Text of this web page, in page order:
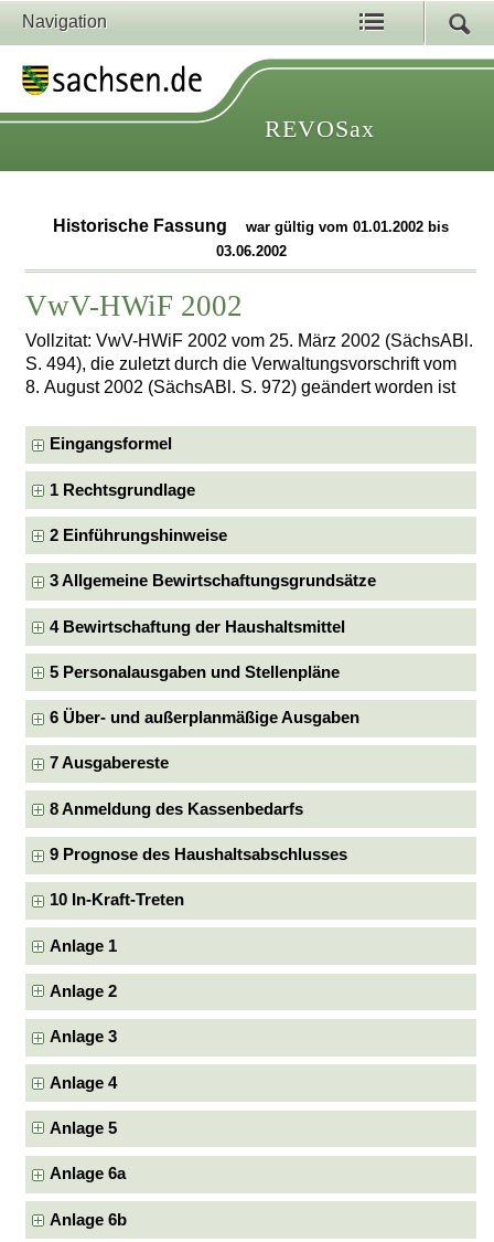
Navigation
REVOSax
Historische Fassung
war gültig vom 01.01.2002 bis
03.06.2002
VwV-HWiF 2002
Vollzitat: VwV-HWiF 2002 vom 25. März 2002 (SächsABl.
S. 494), die zuletzt durch die Verwaltungsvorschrift vom
8. August 2002 (SächsABl. S. 972) geändert worden ist
Eingangsformel
1 Rechtsgrundlage
2 Einführungshinweise
3 Allgemeine Bewirtschaftungsgrundsätze
4 Bewirtschaftung der Haushaltsmittel
5 Personalausgaben und Stellenpläne
6 Über- und außerplanmäßige Ausgaben
7 Ausgabereste
8 Anmeldung des Kassenbedarfs
9 Prognose des Haushaltsabschlusses
10 In-Kraft-Treten
Anlage 1
Anlage 2
Anlage 3
Anlage 4
Anlage 5
Anlage 6a
Anlage 6b